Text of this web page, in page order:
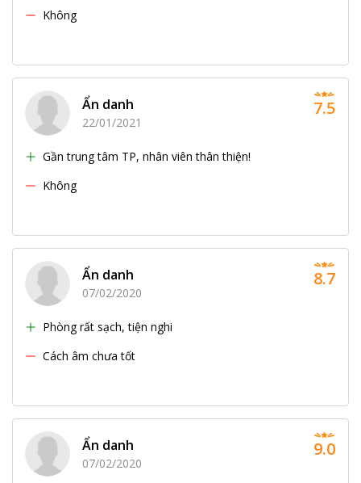
Không
Ẩn danh
22/01/2021
Gần trung tâm TP, nhân viên thân thiện!
Không
7.5
Ẩn danh
07/02/2020
Phòng rất sạch, tiện nghi
Cách âm chưa tốt
8.7
Ẩn danh
07/02/2020
9.0